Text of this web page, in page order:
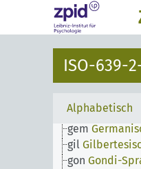
ISO-639-
Alphabetisch
glg Galicisch
gla Gälisch-
orm Galla-
lug Ganda-
gay Gayo-
Gbaya-
kat Georgisch
gem
gil
gon Gondi-